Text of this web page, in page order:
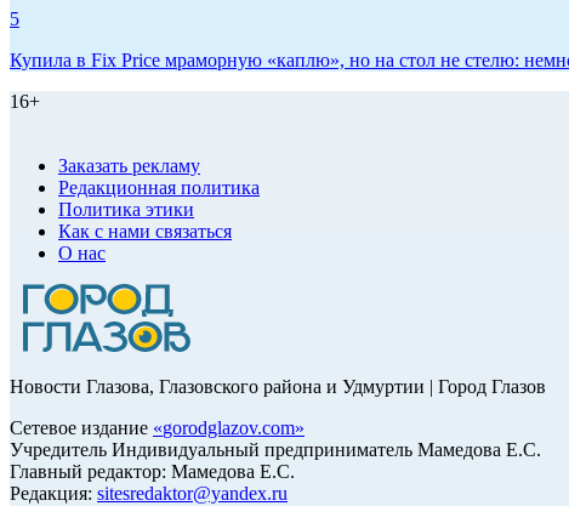
5
Купила в Fix Price мраморную «каплю», но на стол не стелю:
16+
Заказать рекламу
Редакционная политика
Политика этики
Как с нами связаться
О нас
Новости Глазова, Глазовского района и Удмуртии | Город Глазов
Сетевое издание «gorodglazov.com»
Учредитель Индивидуальный предприниматель Мамедова Е.С.
Главный редактор: Мамедова Е.С.
Редакция: sitesredaktor@yandex.ru